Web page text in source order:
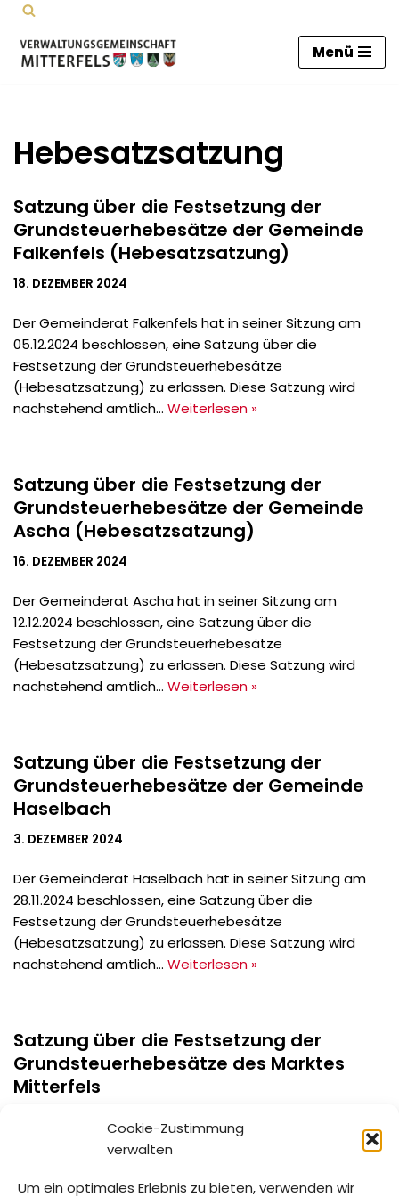
Cookie-Zustimmung
verwalten
Um ein optimales Erlebnis zu bieten, verwenden wir
Zum
Inhalt
Menü
Hebesatzsatzung
Satzung über die Festsetzung der
Grundsteuerhebesätze der Gemeinde
Falkenfels (Hebesatzsatzung)
18. DEZEMBER 2024
Der Gemeinderat Falkenfels hat in seiner Sitzung am
05.12.2024 beschlossen, eine Satzung über die
Festsetzung der Grundsteuerhebesätze
(Hebesatzsatzung) zu erlassen. Diese Satzung wird
nachstehend amtlich… Weiterlesen »
Satzung über die Festsetzung der
Grundsteuerhebesätze der Gemeinde
Ascha (Hebesatzsatzung)
16. DEZEMBER 2024
Der Gemeinderat Ascha hat in seiner Sitzung am
12.12.2024 beschlossen, eine Satzung über die
Festsetzung der Grundsteuerhebesätze
(Hebesatzsatzung) zu erlassen. Diese Satzung wird
nachstehend amtlich… Weiterlesen »
Satzung über die Festsetzung der
Grundsteuerhebesätze der Gemeinde
Haselbach
3. DEZEMBER 2024
Der Gemeinderat Haselbach hat in seiner Sitzung am
28.11.2024 beschlossen, eine Satzung über die
Festsetzung der Grundsteuerhebesätze
(Hebesatzsatzung) zu erlassen. Diese Satzung wird
nachstehend amtlich… Weiterlesen »
Satzung über die Festsetzung der
Grundsteuerhebesätze des Marktes
Mitterfels
Der Marktgemeinderat Mitterfels hat in seiner Sitzung